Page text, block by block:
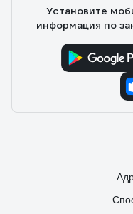
Установите
информация по